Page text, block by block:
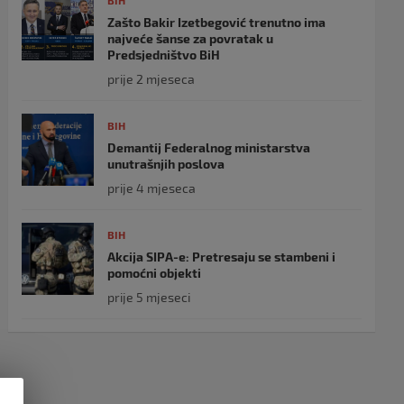
Zašto Bakir Izetbegović trenutno ima
najveće šanse za povratak u
Predsjedništvo BiH
prije 2 mjeseca
BIH
Demantij Federalnog ministarstva
unutrašnjih poslova
prije 4 mjeseca
BIH
Akcija SIPA-e: Pretresaju se stambeni i
pomoćni objekti
prije 5 mjeseci